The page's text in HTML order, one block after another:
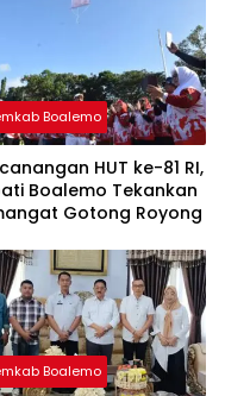
Boalemo
HUT ke-81 RI,
Boalemo Tekankan
Gotong Royong
Boalemo